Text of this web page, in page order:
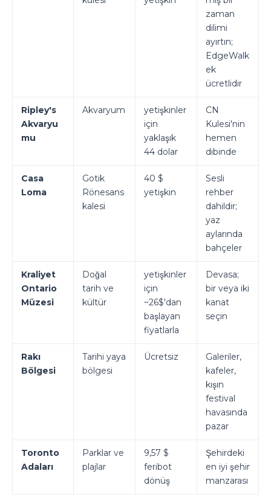
zaman
dilimi
ayırtın;
EdgeWalk
ek
ücretlidir
Ripley's
Akvaryu
mu
Akvaryum
yetişkinler
için
yaklaşık
44 dolar
CN
Kulesi'nin
hemen
dibinde
Casa
Loma
Gotik
Rönesans
kalesi
40 $
yetişkin
Sesli
rehber
dahildir;
yaz
aylarında
bahçeler
Kraliyet
Ontario
Müzesi
Doğal
tarih ve
kültür
yetişkinler
için
~26$'dan
başlayan
fiyatlarla
Devasa;
bir veya iki
kanat
seçin
Rakı
Bölgesi
Tarihi yaya
bölgesi
Ücretsiz
Galeriler,
kafeler,
kışın
festival
havasında
pazar
Toronto
Adaları
Parklar ve
plajlar
9,57 $
feribot
dönüş
Şehirdeki
en iyi şehir
manzarası